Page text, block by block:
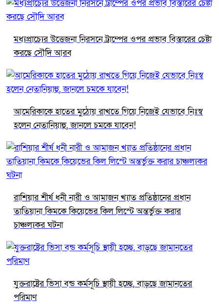
মধ্যপ্রাচ্যের উত্তেজনা নিরসনে ট্রাম্পের ওপর প্রভাব বিস্তারের চেষ্টা
করছে সৌদি আরব
আমেরিকাকে হাতের মুঠোয় রাখতে গিয়ে নিজেই যেভাবে নিঃস্ব
হলেন নেতানিয়াহু, জানলে চমকে যাবেন!
রাশিয়ার শীর্ষ ধনী নারী ও আমাজন খ্যাত প্রতিষ্ঠানের প্রধান
তাতিয়ানা কিমকে কিয়েভের কিল লিস্টে অন্তর্ভুক্ত করার
চাঞ্চল্যকর ঘটনা
যুক্তরাষ্ট্রের ভিসা বন্ড কর্মসূচি স্থায়ী হচ্ছে, বাড়ছে জামানতের
পরিমাণ